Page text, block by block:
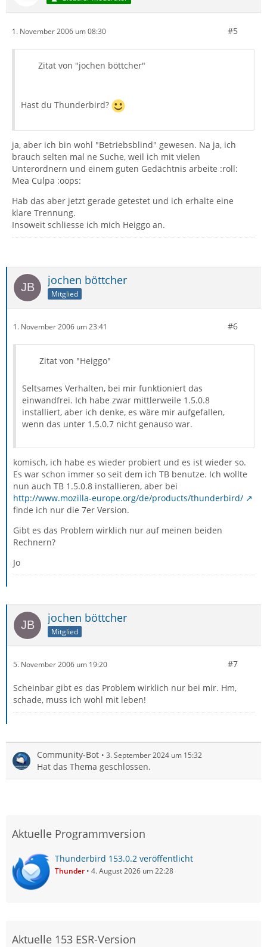
1. November 2006 um 08:30 #5
Zitat von "jochen böttcher"
Hast du Thunderbird?
ja, aber ich bin wohl "Betriebsblind" gewesen. Na ja, ich
brauch selten mal ne Suche, weil ich mit vielen
Unterordnern und einem guten Gedächtnis arbeite :roll:
Mea Culpa :oops:
Hab das aber jetzt gerade getestet und ich erhalte eine
klare Trennung.
Insoweit schliesse ich mich Heiggo an.
jochen böttcher
Mitglied
1. November 2006 um 23:41 #6
Zitat von "Heiggo"
Seltsames Verhalten, bei mir funktioniert das
einwandfrei. Ich habe zwar mittlerweile 1.5.0.8
installiert, aber ich denke, es wäre mir aufgefallen,
wenn das unter 1.5.0.7 nicht genauso war.
komisch, ich habe es wieder probiert und es ist wieder so.
Es war schon immer so seit dem ich TB benutze. Ich wollte
nun auch TB 1.5.0.8 installieren, aber bei
http://www.mozilla-europe.org/de/products/thunderbird/
finde ich nur die 7er Version.
Gibt es das Problem wirklich nur auf meinen beiden
Rechnern?
Jo
jochen böttcher
Mitglied
5. November 2006 um 19:20 #7
Scheinbar gibt es das Problem wirklich nur bei mir. Hm,
schade, muss ich wohl mit leben!
Community-Bot 3. September 2024 um 15:32
Hat das Thema geschlossen.
Aktuelle Programmversion
Thunderbird 153.0.2 veröffentlicht
Thunder 4. August 2026 um 22:28
Aktuelle 153 ESR-Version